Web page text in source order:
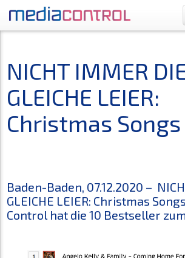
NICHT IMMER
GLEICHE LEIER:
Christmas
Baden-Baden, 07.12.2020 –
GLEICHE LEIER: Christmas
Control hat die 10 Bestseller